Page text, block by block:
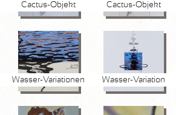
Cactus-Objekt Cactus-Objekt
Wasser-Variationen Wasser-Variation